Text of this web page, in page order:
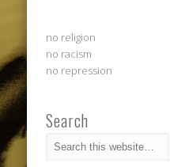
no religion
no racism
no repression
Search